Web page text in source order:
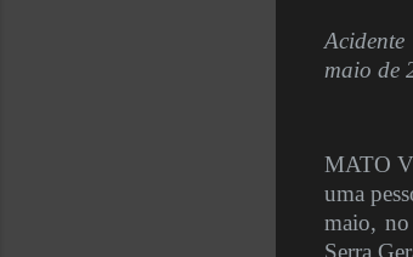
maio de
MATO
uma
maio,
Serra